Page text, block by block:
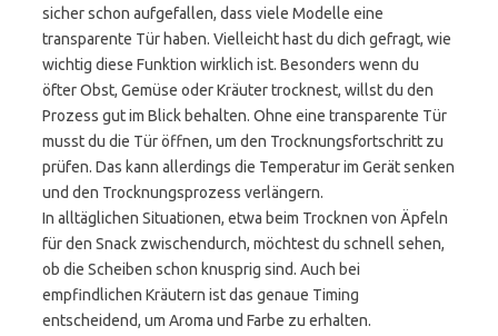
sicher schon aufgefallen, dass viele Modelle eine
transparente Tür haben. Vielleicht hast du dich gefragt, wie
wichtig diese Funktion wirklich ist. Besonders wenn du
öfter Obst, Gemüse oder Kräuter trocknest, willst du den
Prozess gut im Blick behalten. Ohne eine transparente Tür
musst du die Tür öffnen, um den Trocknungsfortschritt zu
prüfen. Das kann allerdings die Temperatur im Gerät senken
und den Trocknungsprozess verlängern.
In alltäglichen Situationen, etwa beim Trocknen von Äpfeln
für den Snack zwischendurch, möchtest du schnell sehen,
ob die Scheiben schon knusprig sind. Auch bei
empfindlichen Kräutern ist das genaue Timing
entscheidend, um Aroma und Farbe zu erhalten.